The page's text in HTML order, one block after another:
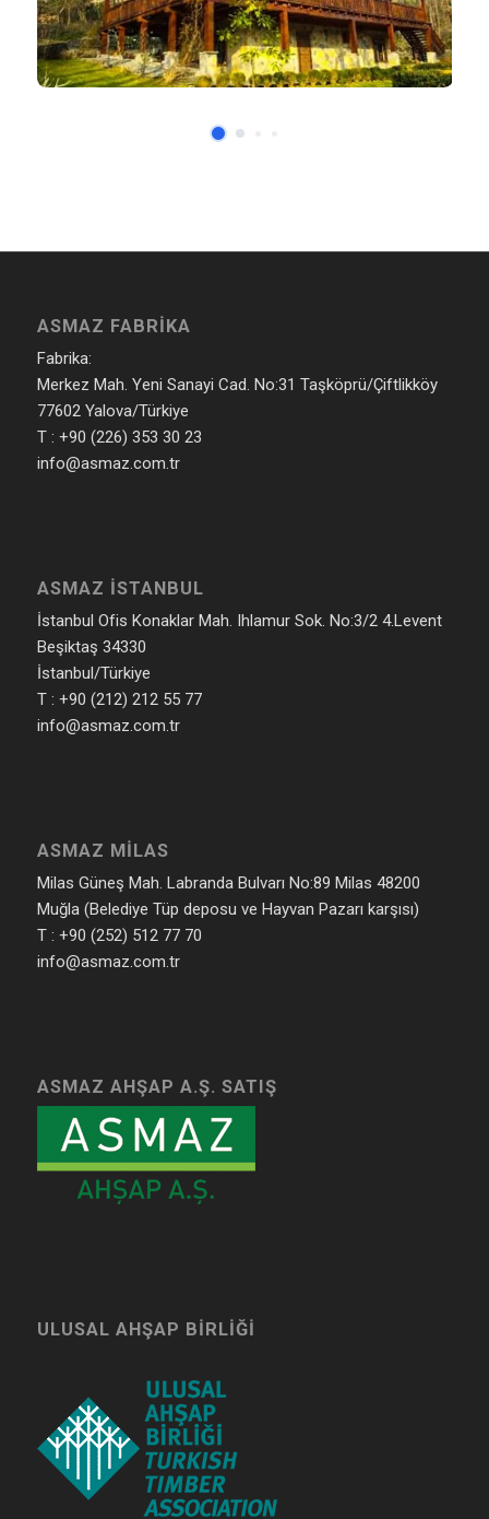
ASMAZ FABRIKA
Fabrika:
Merkez Mah. Yeni Sanayi Cad. No:31 Taşköprü/Çiftlikköy
77602 Yalova/Türkiye
T : +90 (226) 353 30 23
info@asmaz.com.tr
ASMAZ İSTANBUL
İstanbul Ofis Konaklar Mah. Ihlamur Sok. No:3/2 4.Levent
Beşiktaş 34330
İstanbul/Türkiye
T : +90 (212) 212 55 77
info@asmaz.com.tr
ASMAZ MILAS
Milas Güneş Mah. Labranda Bulvarı No:89 Milas 48200
Muğla (Belediye Tüp deposu ve Hayvan Pazarı karşısı)
T : +90 (252) 512 77 70
info@asmaz.com.tr
ASMAZ AHŞAP A.Ş. SATIŞ
ULUSAL AHŞAP BIRLIĞI